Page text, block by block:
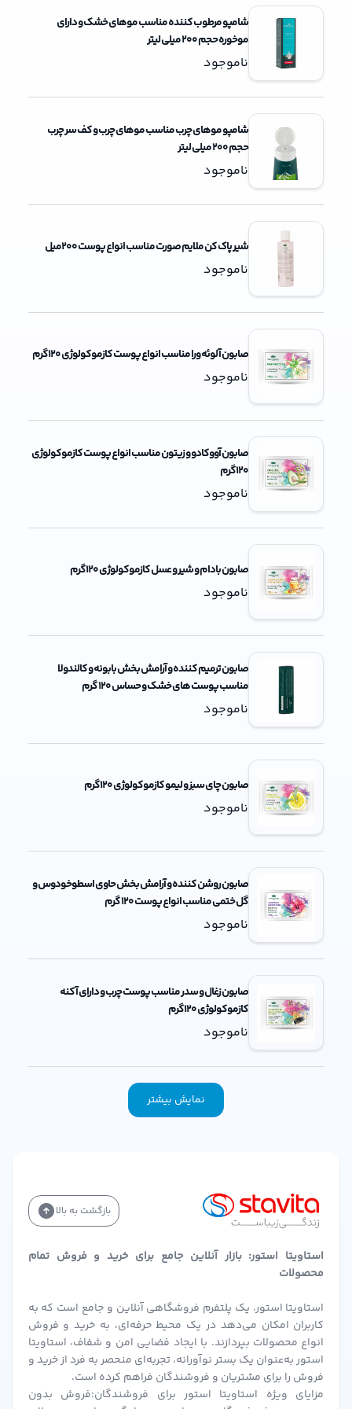
شامپو مرطوب کننده مناسب موهای خشک و دارای
موخوره حجم 200 میلی لیتر
ناموجود
شامپو موهای چرب مناسب موهای چرب و کف سر چرب
حجم 200 میلی لیتر
ناموجود
شیر پاک کن ملایم صورت مناسب انواع پوست 200میل
ناموجود
صابون آلوئه ورا مناسب انواع پوست کازموکولوژی 120گرم
ناموجود
صابون آووکادو و زیتون مناسب انواع پوست کازموکولوژی
120گرم
ناموجود
صابون بادام و شیر و عسل کازموکولوژی 120گرم
ناموجود
صابون ترمیم کننده و آرامش بخش بابونه و کالندولا
مناسب پوست های خشک و حساس 120 گرم
ناموجود
صابون چای سبز و لیمو کازموکولوژی 120گرم
ناموجود
صابون روشن کننده و آرامش بخش حاوی اسطوخودوس و
گل ختمی مناسب انواع پوست 120 گرم
ناموجود
صابون زغال و سدر مناسب پوست چرب و دارای آکنه
کازموکولوژی 120گرم
ناموجود
نمایش بیشتر
بازگشت به بالا
استاویتا استور: بازار آنلاین جامع برای خرید و فروش تمام
محصولات
استاویتا استور، یک پلتفرم فروشگاهی آنلاین و جامع است که به
کاربران امکان می‌دهد در یک محیط حرفه‌ای، به خرید و فروش
انواع محصولات بپردازند. با ایجاد فضایی امن و شفاف، استاویتا
استور به‌عنوان یک بستر نوآورانه، تجربه‌ای منحصر به فرد از خرید و
فروش را برای مشتریان و فروشندگان فراهم کرده است.
مزایای ویژه استاویتا استور برای فروشندگان:فروش بدون